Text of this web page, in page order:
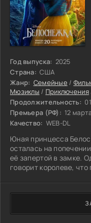
Год выпуска: 2025
Страна: США
Жанр: Семейные /
Мюзиклы / Приключения
Продолжительность:
Премьера (РФ): 12
Качество: WEB-DL
Юная принцесса
осталась на
её запертой в замке.
говорит королеве,
лес и убить, однако
выполнить приказ.